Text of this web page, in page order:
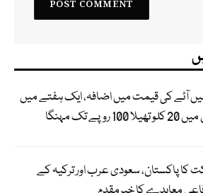
آٹے کی قیمت میں اضافہ، ایک ہفتے میں
تک مہنگا
پاکستان، سعودی عرب اور ترکیہ کے